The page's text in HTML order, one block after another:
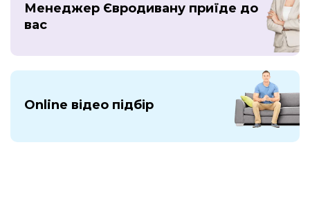
Менеджер Євродивану приїде до
вас
Online відео підбір